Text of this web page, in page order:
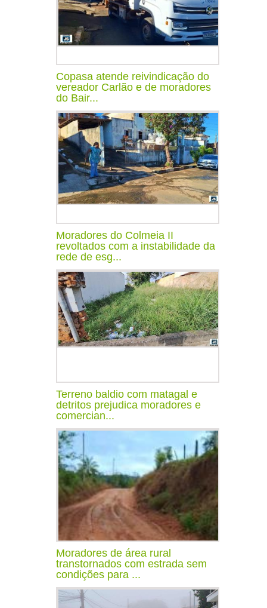
Copasa atende reivindicação do
vereador Carlão e de moradores
do Bair...
Moradores do Colmeia II
revoltados com a instabilidade da
rede de esg...
Terreno baldio com matagal e
detritos prejudica moradores e
comercian...
Moradores de área rural
transtornados com estrada sem
condições para ...